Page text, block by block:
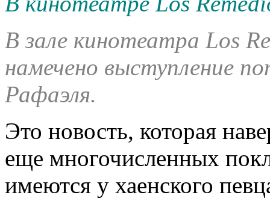
В зале кинотеатра Los
намечено выступление
Рафаэля.
Это новость, которая
еще многочисленных
имеются у хаенского